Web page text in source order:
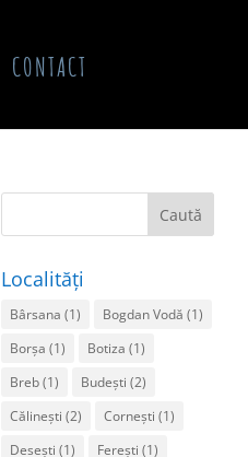
CONTACT
Localități
Bârsana (1) Bogdan Vodă (1)
Borșa (1) Botiza (1)
Breb(1) Budești (2)
Călinești (2) Cornești (1)
Desești (1) Ferești (1)